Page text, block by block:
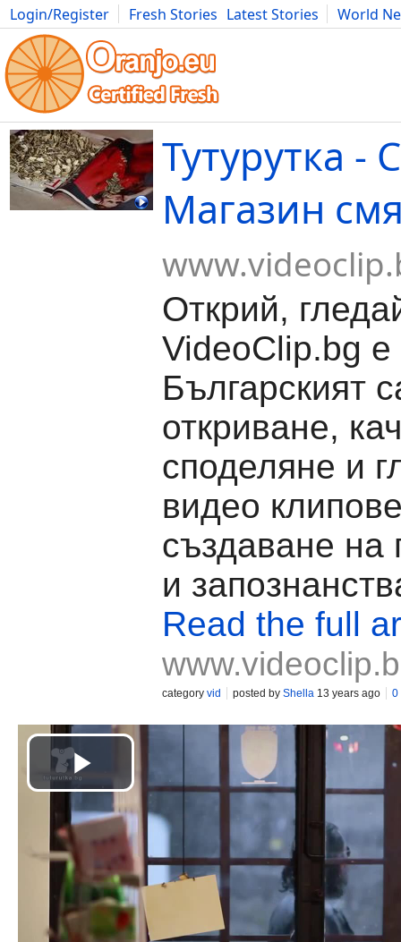
Login/Register Fresh Stories Latest Stories
World
Movies Anime Music Art Cars Advice Science
Тутурутка -
Магазин
Открий,
VideoClip.bg е
Българският
откриване,
споделяне и
видео
създаване на
и
Read the full
category vid posted by Shella 13 years ago 0